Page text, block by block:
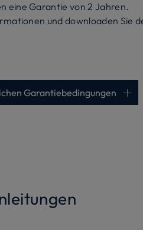
eine Garantie von 2 Jahren.
und downloaden Sie
Garantiebedingungen